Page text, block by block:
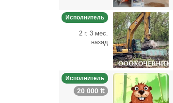
Исполнитель
2 г. 3 мес.
назад
Исполнитель
20 000 ₶